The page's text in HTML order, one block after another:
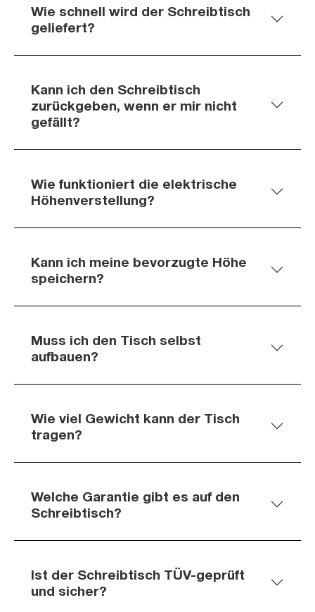
Wie schnell wird der Schreibtisch
geliefert?
Kann ich den Schreibtisch
zurückgeben, wenn er mir nicht
gefällt?
Wie funktioniert die elektrische
Höhenverstellung?
Kann ich meine bevorzugte Höhe
speichern?
Muss ich den Tisch selbst
aufbauen?
Wie viel Gewicht kann der Tisch
tragen?
Welche Garantie gibt es auf den
Schreibtisch?
Ist der Schreibtisch TÜV-geprüft
und sicher?